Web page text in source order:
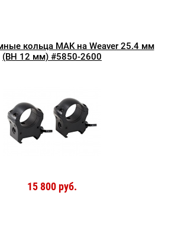
кольца MAK на Weaver 25.4 мм
(BH 12 мм) #5850-2600
15 800 руб.